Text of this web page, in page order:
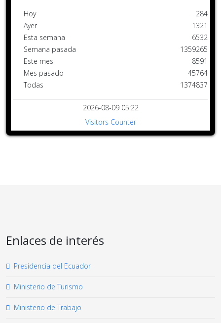
Hoy
Ayer
Esta semana
Semana pasada
Este mes
Mes pasado
Todas
284
1321
6532
1359265
8591
45764
1374837
2026-08-09 05:22
Visitors Counter
Enlaces de interés
Presidencia del Ecuador
Ministerio de Turismo
Ministerio de Trabajo